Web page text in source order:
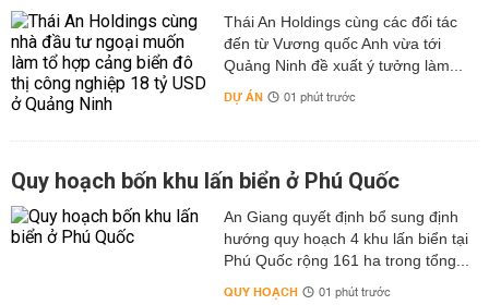
Thái An Holdings cùng các đối tác
đến từ Vương quốc Anh vừa tới
Quảng Ninh đề xuất ý tưởng làm...
DỰ ÁN 01 phút trước
Quy hoạch bốn khu lấn biển ở Phú Quốc
An Giang quyết định bổ sung định
hướng quy hoạch 4 khu lấn biển tại
Phú Quốc rộng 161 ha trong tổng...
QUY HOẠCH 01 phút trước